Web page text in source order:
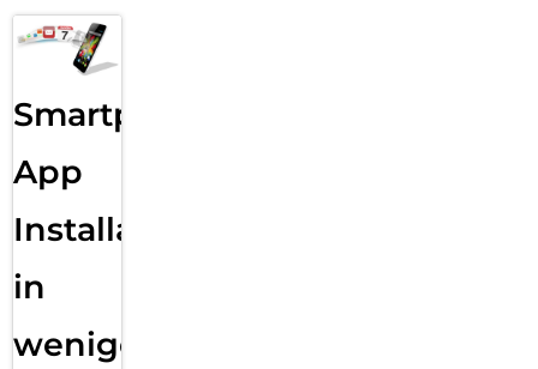
Smartphone
App
Installation
in
wenigen